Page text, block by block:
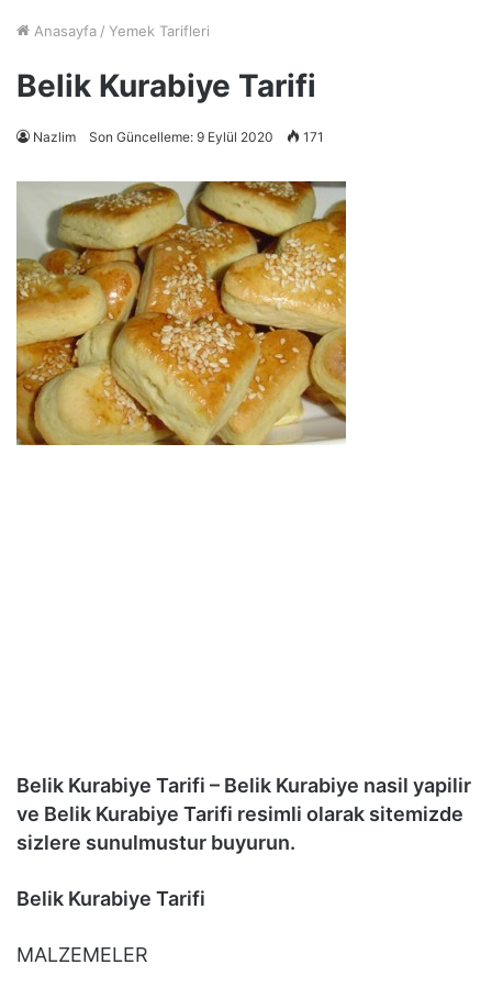
Anasayfa / Yemek Tarifleri
Belik Kurabiye Tarifi
Nazlim Son Güncelleme: 9 Eylül 2020 171
Belik Kurabiye Tarifi – Belik Kurabiye nasil yapilir
ve Belik Kurabiye Tarifi resimli olarak sitemizde
sizlere sunulmustur buyurun.
Belik Kurabiye Tarifi
MALZEMELER